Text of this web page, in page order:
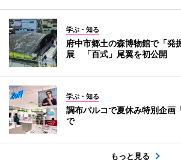
学ぶ・知る
府中市郷土の森博物館で「発
展 「百式」尾翼を初公開
学ぶ・知る
調布パルコで夏休み特別企
で
もっと見る